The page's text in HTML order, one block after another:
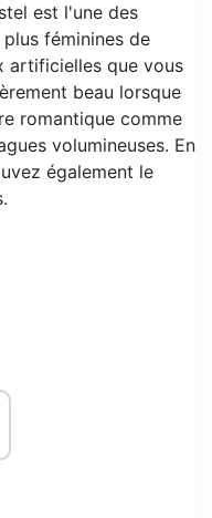
est l'une des
féminines de
artificielles que vous
beau lorsque
romantique comme
volumineuses. En
également le